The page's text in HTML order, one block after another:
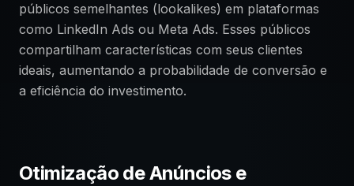
públicos semelhantes (lookalikes) em plataformas
como LinkedIn Ads ou Meta Ads. Esses públicos
compartilham características com seus clientes
ideais, aumentando a probabilidade de conversão e
a eficiência do investimento.
Otimização de Anúncios e